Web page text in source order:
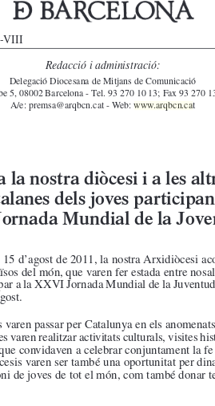
arqbcn.cat - Web: www.arqbcn.cat